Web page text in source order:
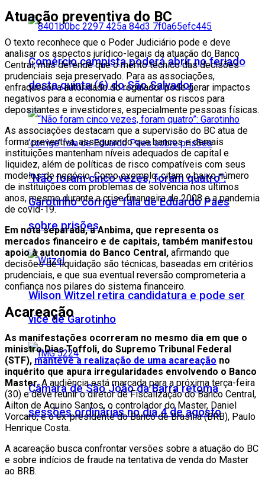
Comércio campista poderá abrir no feriado
desta quinta (6) do São Salvador
“Não foram cinco vezes, foram quatro”:
Garotinho ‘corrige’ fala de Eduardo Paes
sobre prisões
Wilson Witzel retira candidatura e pode ser
vice de Garotinho
Câmara de São João da Barra retoma
sessões ordinárias no dia 4 de agosto
Atuação preventiva do BC
O texto reconhece que o Poder Judiciário pode e deve
analisar os aspectos jurídico-legais da atuação do Banco
Central, mas defende que o mérito técnico das decisões
prudenciais seja preservado. Para as associações,
enfraquecer a autoridade do regulador pode gerar impactos
negativos para a economia e aumentar os riscos para
depositantes e investidores, especialmente pessoas físicas.
As associações destacam que a supervisão do BC atua de
forma preventiva, assegurando que bancos e demais
instituições mantenham níveis adequados de capital e
liquidez, além de políticas de risco compatíveis com seus
modelos de negócio. Como exemplo, citam o baixo número
de instituições com problemas de solvência nos últimos
anos, mesmo durante a crise financeira de 2008 e a pandemia
de covid-19.
Em nota separada, a Anbima, que representa os
mercados financeiro e de capitais, também manifestou
apoio à autonomia do Banco Central, afirmando que
decisões de liquidação são técnicas, baseadas em critérios
prudenciais, e que sua eventual reversão comprometeria a
confiança nos pilares do sistema financeiro.
Acareação
As manifestações ocorreram no mesmo dia em que o
ministro Dias Toffoli, do Supremo Tribunal Federal
(STF), manteve a realização de uma acareação no
inquérito que apura irregularidades envolvendo o Banco
Master.A audiência está marcada para a próxima terça-feira
(30) e deve reunir o diretor de Fiscalização do Banco Central,
Ailton de Aquino Santos, o controlador do Master, Daniel
Vorcaro, e o ex-presidente do Banco de Brasília (BRB), Paulo
Henrique Costa.
A acareação busca confrontar versões sobre a atuação do BC
e sobre indícios de fraude na tentativa de venda do Master
ao BRB.